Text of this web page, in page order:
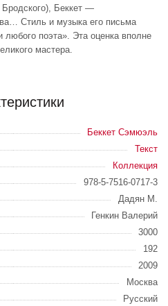
Беккет —
Стиль и музыка его письма
любого поэта». Эта оценка вполне
мастера.
Беккет Сэмюэль
Текст
Коллекция
978-5-7516-0717-3
Дадян М.
Генкин Валерий
3000
192
2009
Москва
Русский